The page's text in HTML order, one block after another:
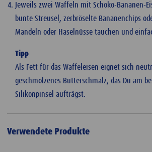
Jeweils zwei Waffeln mit Schoko-Bananen-
bunte Streusel, zerbröselte Bananenchips
Mandeln oder Haselnüsse tauchen und
Tipp
Als Fett für das Waffeleisen eignet sich
geschmolzenes Butterschmalz, das Du am
Silikonpinsel aufträgst.
Verwendete Produkte